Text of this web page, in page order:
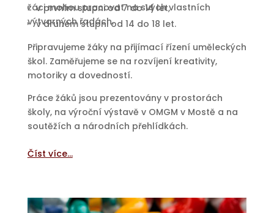
žáci mohou pracovat na svých vlastních
výtvarných řadách.
v prvním stupni od 7 do 14 let,
v druhém stupni od 14 do 18 let.
Připravujeme žáky na přijímací řízení uměleckých
škol. Zaměřujeme se na rozvíjení kreativity,
motoriky a dovedností.
Práce žáků jsou prezentovány v prostorách
školy, na výroční výstavě v OMGM v Mostě a na
soutěžích a národních přehlídkách.
Číst více…